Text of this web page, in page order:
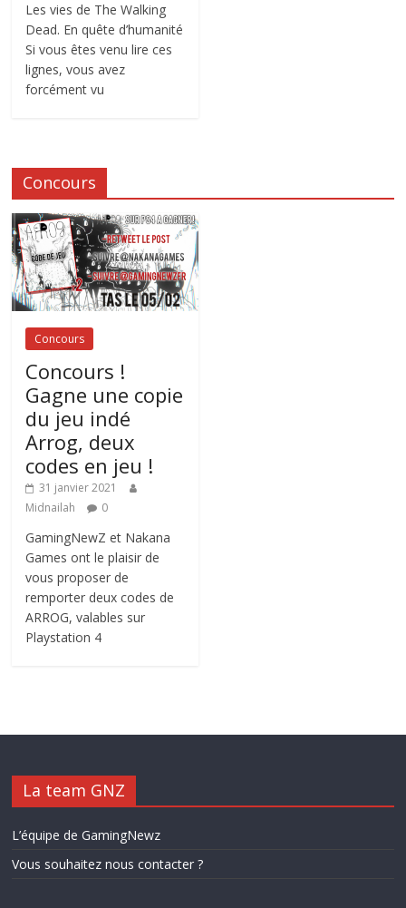
Les vies de The Walking
Dead. En quête d’humanité
Si vous êtes venu lire ces
lignes, vous avez
forcément vu
Concours
Concours
Concours !
Gagne une copie
du jeu indé
Arrog, deux
codes en jeu !
31 janvier 2021
Midnailah
0
GamingNewZ et Nakana
Games ont le plaisir de
vous proposer de
remporter deux codes de
ARROG, valables sur
Playstation 4
La team GNZ
L’équipe de GamingNewz
Vous souhaitez nous contacter ?